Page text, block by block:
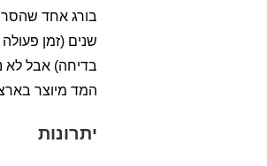
בורג אחד
שנים (זמן
בדיחה) אבל לא
המד מיוצר
יתרונות